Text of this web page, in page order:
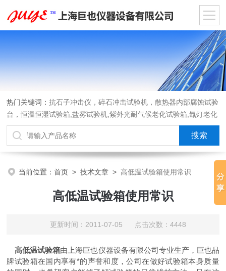
热门关键词：抗石子冲击仪，碎石冲击试验机，散热器内部腐蚀试验
台，恒温恒湿试验箱,盐雾试验机,紫外光耐气候老化试验箱,氙灯老化
试验箱，沙尘试验箱，淋雨试验箱，汽车内饰材料燃烧试验机
当前位置：首页 >技术文章 > 高低温试验箱使用常识
高低温试验箱使用常识
更新时间：2011-07-05 点击次数：4448
高低温试验箱由上海巨也仪器设备有限公司专业生产，巨也品
牌试验箱在国内享有*的声誉和度，公司在做好试验箱本身质量